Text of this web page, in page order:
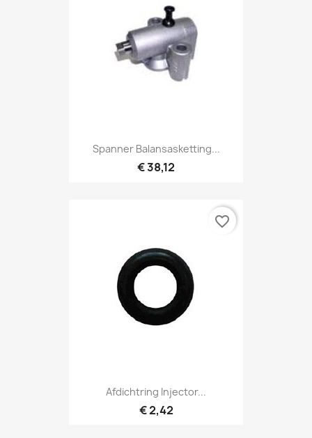
Spanner Balansasketting...
€ 38,12
Afdichtring Injector...
€ 2,42
favorite_border